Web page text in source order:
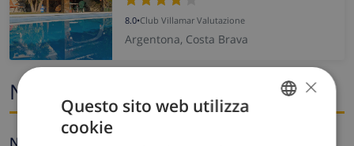
8.0•Club Villamar Valutazione
Argentona, Costa Brava
Nome ed e-mail
Nome *
×
Questo sito web utilizza
cookie